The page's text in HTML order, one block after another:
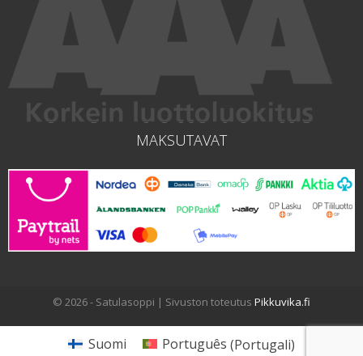
MAKSUTAVAT
© 2026 - Satulasoppi | Sivuston toteutus Pikkuvika.fi
Suomi Português (Portugali)